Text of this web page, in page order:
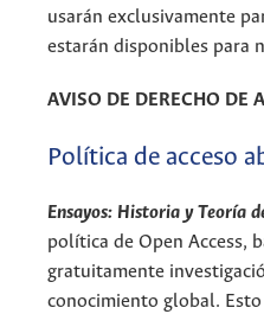
usarán exclusivamente
estarán disponibles para
AVISO DE DERECHO DE
Política de acceso
Ensayos: Historia y Teoría
política de Open Access,
gratuitamente
conocimiento global.